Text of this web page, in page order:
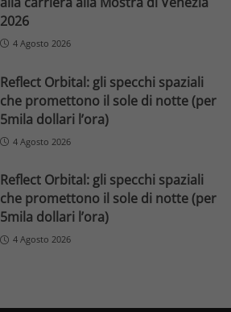
2026
4 Agosto 2026
Reflect Orbital: gli specchi spaziali
che promettono il sole di notte (per
5mila dollari l’ora)
4 Agosto 2026
Reflect Orbital: gli specchi spaziali
che promettono il sole di notte (per
5mila dollari l’ora)
4 Agosto 2026